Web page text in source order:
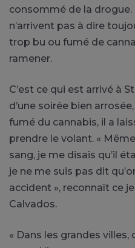
consommé de la drogue.
n’arrivent pas à dire
trop bu ou fumé de
ramener.
C’est ce qui est arrivé à
d’une soirée bien
fumé du cannabis, il a
prendre le volant. «
sang, je me disais qu’il
je ne me suis pas dit
accident », reconnaît ce
Calvados.
« Dans les grandes